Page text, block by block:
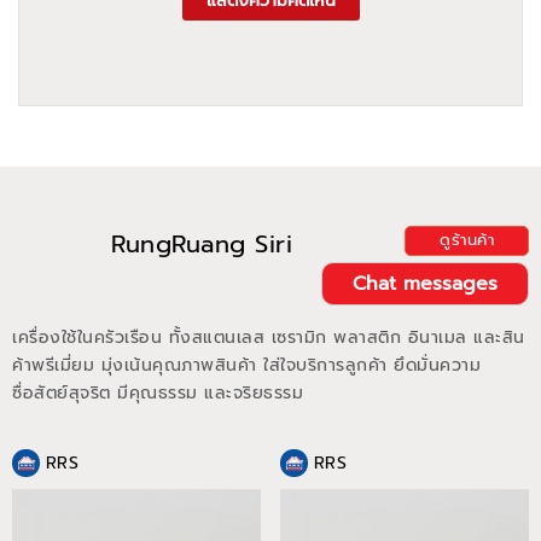
RungRuang Siri ดูร้านค้า
Chat messages
เครื่องใช้ในครัวเรือน ทั้งสแตนเลส เซรามิก พลาสติก อินาเมล และสิน
ค้าพรีเมี่ยม มุ่งเน้นคุณภาพสินค้า ใส่ใจบริการลูกค้า ยึดมั่นความ
ซื่อสัตย์สุจริต มีคุณธรรม และจริยธรรม
RRS RRS